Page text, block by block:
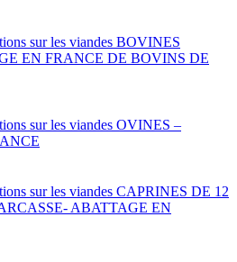
sur les viandes BOVINES
EN FRANCE DE BOVINS DE
sur les viandes OVINES –
sur les viandes CAPRINES DE 12
ABATTAGE EN